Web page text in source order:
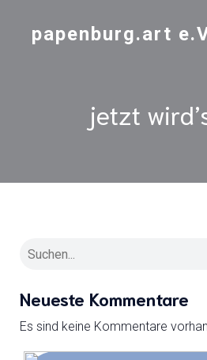
papenburg.art
jetzt
Neueste Kommentare
Es sind keine Kommentare